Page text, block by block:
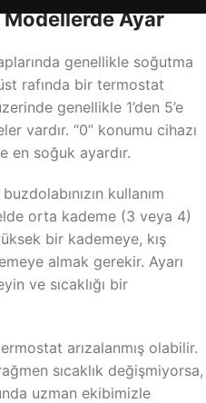
Ayar
genellikle soğutma
rafında bir termostat
genellikle 1’den 5’e
vardır. “0” konumu cihazı
en soğuk ayardır.
kullanım
orta kademe (3 veya 4)
bir kademeye, kış
almak gerekir. Ayarı
ve sıcaklığı bir
arızalanmış olabilir.
sıcaklık değişmiyorsa,
uzman ekibimizle